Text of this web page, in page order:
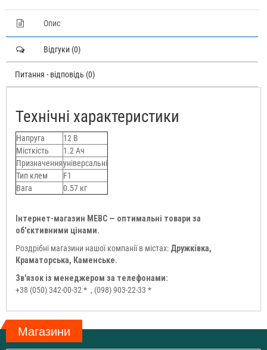
Опис
Відгуки (0)
Питання - відповідь (0)
Технічні характеристики
Напруга
12 В
Місткість
1.2 Ач
Призначенняуніверсальні
Тип клем
F1
Вага
0.57 кг
Інтернет-магазин МЕВС — оптимальні товари за
об'єктивними цінами.
Роздрібні магазини нашої компанії в містах: Дружківка,
Краматорська, Каменське.
Зв'язок із менеджером за телефонами:
+38 (050) 342-00-32 * , (098) 903-22-33 *
Магазини